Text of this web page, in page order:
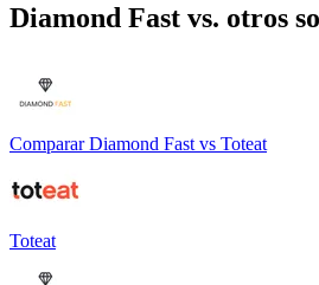
Diamond Fast vs. otros
Comparar Diamond Fast vs Toteat
Toteat